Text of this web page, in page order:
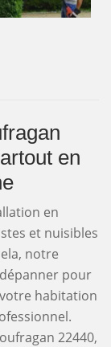
en
en
et nuisibles
notre
pour
habitation
22440,